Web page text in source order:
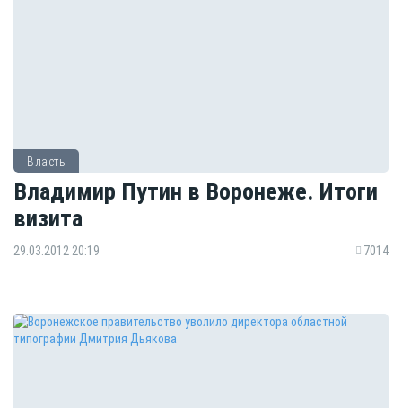
Власть
Владимир Путин в Воронеже. Итоги
визита
29.03.2012 20:19 7014